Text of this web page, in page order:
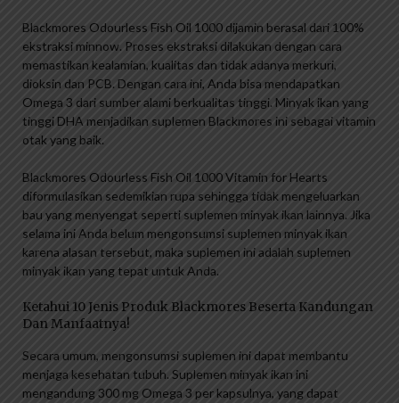
Blackmores Odourless Fish Oil 1000 dijamin berasal dari 100%
ekstraksi minnow. Proses ekstraksi dilakukan dengan cara
memastikan kealamian, kualitas dan tidak adanya merkuri,
dioksin dan PCB. Dengan cara ini, Anda bisa mendapatkan
Omega 3 dari sumber alami berkualitas tinggi. Minyak ikan yang
tinggi DHA menjadikan suplemen Blackmores ini sebagai vitamin
otak yang baik.
Blackmores Odourless Fish Oil 1000 Vitamin for Hearts
diformulasikan sedemikian rupa sehingga tidak mengeluarkan
bau yang menyengat seperti suplemen minyak ikan lainnya. Jika
selama ini Anda belum mengonsumsi suplemen minyak ikan
karena alasan tersebut, maka suplemen ini adalah suplemen
minyak ikan yang tepat untuk Anda.
Ketahui 10 Jenis Produk Blackmores Beserta Kandungan
Dan Manfaatnya!
Secara umum, mengonsumsi suplemen ini dapat membantu
menjaga kesehatan tubuh. Suplemen minyak ikan ini
mengandung 300 mg Omega 3 per kapsulnya, yang dapat